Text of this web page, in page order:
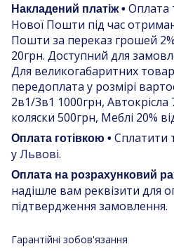
Накладений платіж • Оплата
Нової Пошти під час
Пошти за переказ грошей
20грн. Доступний для
Для великогабаритних
передоплата у розмірі
2в1/3в1 1000грн, Автокрісла
коляски 500грн, Меблі 20%
Оплата готівкою • Сплатити
у Львові.
Оплата на розрахунковий
надішле вам реквізити для
підтвердження замовлення.
Гарантійні зобов'язання